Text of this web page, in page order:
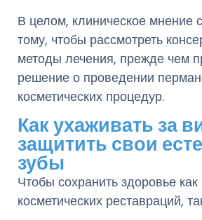
В целом, клиническое мнение
тому, чтобы рассмотреть
методы лечения, прежде чем
решение о проведении
косметических процедур.
Как ухаживать за
защитить свои
зубы
Чтобы сохранить здоровье
косметических реставраций,